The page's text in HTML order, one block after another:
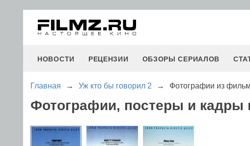
НОВОСТИ РЕЦЕНЗИИ ОБЗОРЫ СЕРИАЛОВ
Главная → Уж кто бы говорил 2 → Фотографии из
Фотографии, постеры и